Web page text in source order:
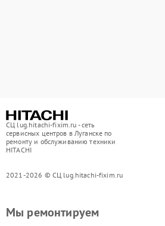
СЦ lug.hitachi-fixim.ru - сеть
сервисных центров в Луганске по
ремонту и обслуживанию техники
HITACHI
2021-2026 © СЦ lug.hitachi-fixim.ru
Мы ремонтируем